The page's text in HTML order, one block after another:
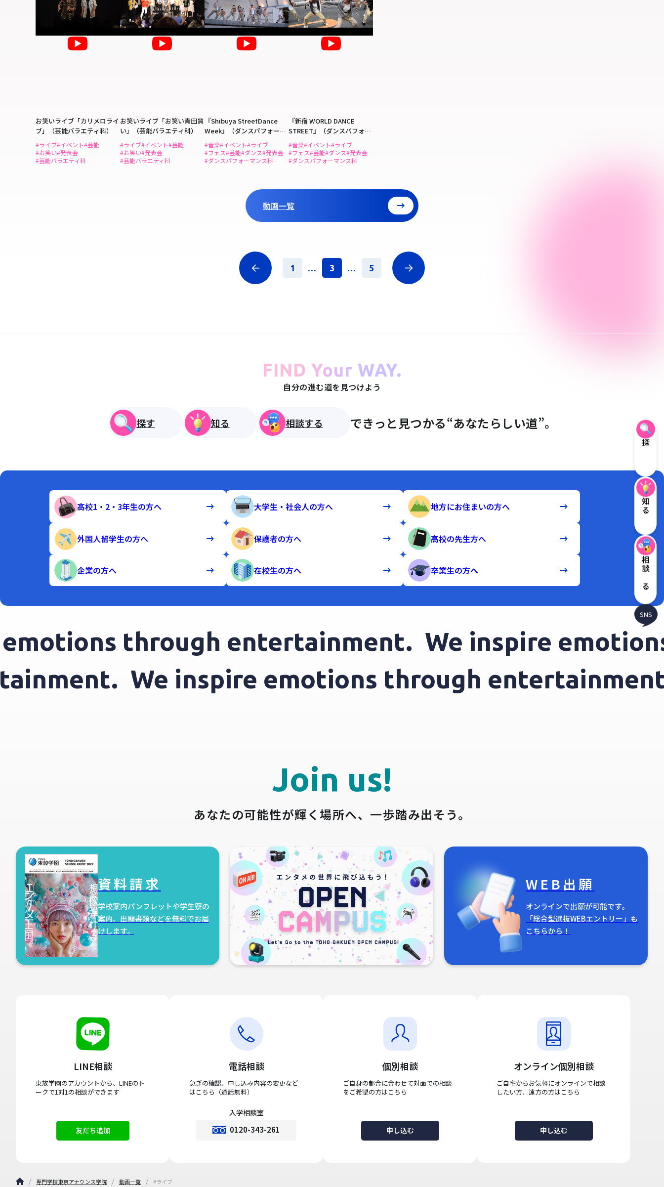
お笑いライブ「カリメロライ
ブ」（芸能バラエティ科）
#ライブ#イベント#芸能
#お笑い#発表会
#芸能バラエティ科
お笑いライブ「お笑い青田買
い」（芸能バラエティ科）
#ライブ#イベント#芸能
#お笑い#発表会
#芸能バラエティ科
『Shibuya StreetDance
Week』（ダンスパフォーマ
ンス科）
#音楽#イベント#ライブ
#フェス#芸能#ダンス#発表会
#ダンスパフォーマンス科
『新宿 WORLD DANCE
STREET』（ダンスパフォー
マンス科）
#音楽#イベント#ライブ
#フェス#芸能#ダンス#発表会
#ダンスパフォーマンス科
動画一覧
1 ... 3 ... 5
FIND Your WAY.
自分の進む道を見つけよう
探す 知る 相談する できっと見つかる“あなたらしい道”。
高校1・2・3年生の方へ 大学生・社会人の方へ 地方にお住まいの方へ
外国人留学生の方へ 保護者の方へ 高校の先生方へ
企業の方へ 在校生の方へ 卒業生の方へ
through entertainment. We inspire emotions
We inspire emotions through
Join us!
あなたの可能性が輝く場所へ、 一歩踏み出そう。
資料請求
学校案内パンフレットや学生寮の
案内、出願書類などを無料でお届
けします。
WEB出願
オンラインで出願が可能です。
「総合型選抜WEBエントリー」も
こちらから！
LINE相談
東放学園のアカウントから、LINEのト
ークで1対1の相談ができます
友だち追加
電話相談
急ぎの確認、申し込み内容の変更など
はこちら（通話無料）
入学相談室
0120-343-261
個別相談
ご自身の都合に合わせて対面での相談
をご希望の方はこちら
申し込む
オンライン個別相談
ご自宅からお気軽にオンラインで相談
したい方、遠方の方はこちら
申し込む
専門学校東京アナウンス学院 動画一覧 #ライブ
探す
知る
相談する
SNS